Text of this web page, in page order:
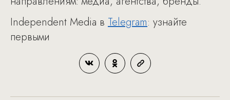
Independent Media в Telegram: узнайте
первыми